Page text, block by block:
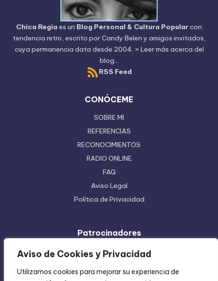
Aviso de Cookies y Privacidad
Utilizamos cookies para mejorar su experiencia de
Chica Regia es un Blog Personal & Cultura Popularcon
tendencia retro, escrito porCandy Belen y amigos invitados,
cuya permanencia data desde 2004. » Leer más acerca del
blog...
RSS Feed
CONÓCEME
SOBRE MI
REFERENCIAS
RECONOCIMIENTOS
RADIO ONLINE
FAQ
Aviso Legal
Política de Privacidad
Patrocinadores
Ferretera Centenario de Monterrey
Inyección de Plástico